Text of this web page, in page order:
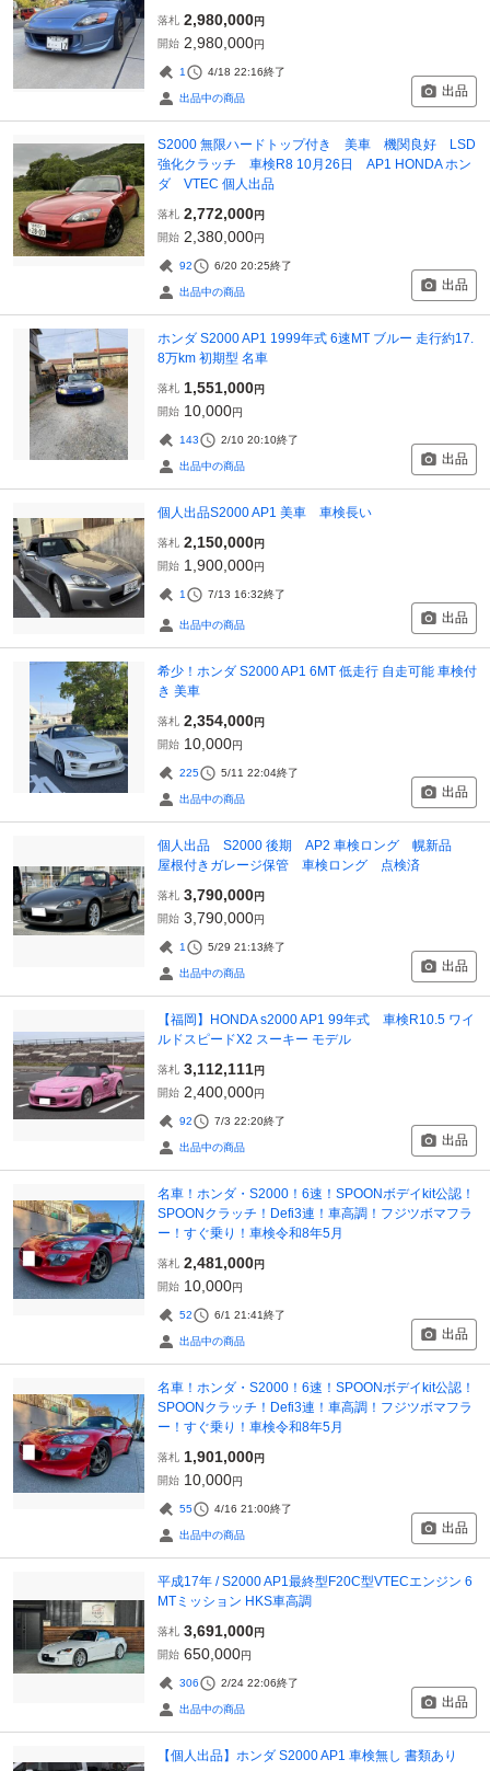
落札 2,980,000円
開始 2,980,000円
1 4/18 22:16終了
出品中の商品 出品
S2000 無限ハードトップ付き 美車 機関良好 LSD
強化クラッチ 車検R8 10月26日 AP1 HONDA ホン
ダ VTEC 個人出品
落札 2,772,000円
開始 2,380,000円
92 6/20 20:25終了
出品中の商品 出品
ホンダ S2000 AP1 1999年式 6速MT ブルー 走行約17.
8万km 初期型 名車
落札 1,551,000円
開始 10,000円
143 2/10 20:10終了
出品中の商品 出品
個人出品S2000 AP1 美車 車検長い
落札 2,150,000円
開始 1,900,000円
1 7/13 16:32終了
出品中の商品 出品
希少！ホンダ S2000 AP1 6MT 低走行 自走可能 車検付
き 美車
落札 2,354,000円
開始 10,000円
225 5/11 22:04終了
出品中の商品 出品
個人出品 S2000 後期 AP2 車検ロング 幌新品
屋根付きガレージ保管 車検ロング 点検済
落札 3,790,000円
開始 3,790,000円
1 5/29 21:13終了
出品中の商品 出品
【福岡】HONDA s2000 AP1 99年式 車検R10.5 ワイ
ルドスピードX2 スーキー モデル
落札 3,112,111円
開始 2,400,000円
92 7/3 22:20終了
出品中の商品 出品
名車！ホンダ・S2000！6速！SPOONボデイkit公認！
SPOONクラッチ！Defi3連！車高調！フジツボマフラ
ー！すぐ乗り！車検令和8年5月
落札 2,481,000円
開始 10,000円
52 6/1 21:41終了
出品中の商品 出品
名車！ホンダ・S2000！6速！SPOONボデイkit公認！
SPOONクラッチ！Defi3連！車高調！フジツボマフラ
ー！すぐ乗り！車検令和8年5月
落札 1,901,000円
開始 10,000円
55 4/16 21:00終了
出品中の商品 出品
平成17年 / S2000 AP1最終型F20C型VTECエンジン 6
MTミッション HKS車高調
落札 3,691,000円
開始 650,000円
306 2/24 22:06終了
出品中の商品 出品
【個人出品】ホンダ S2000 AP1 車検無し 書類あり